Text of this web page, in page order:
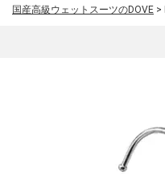
国産高級ウェットスーツのDOVE >